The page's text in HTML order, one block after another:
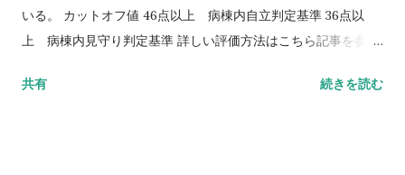
いる。 カットオフ値 46点以上 病棟内自立判定基準 36点以
上 病棟内見守り判定基準 詳しい評価方法はこちら記事を参照
TUG（Timed Up to Go）テスト 方法 肘掛つきの椅子から立
共有 続きを読む